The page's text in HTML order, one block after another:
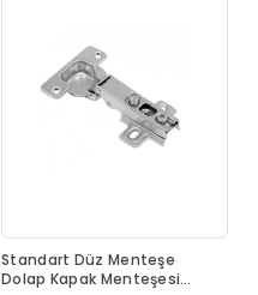
Standart Düz Menteşe
Dolap Kapak Menteşesi